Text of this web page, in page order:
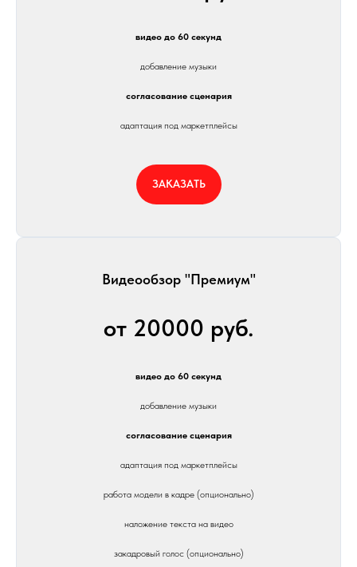
видео до 60 секунд
добавление музыки
согласование сценария
адаптация под маркетплейсы
ЗАКАЗАТЬ
Видеообзор "Премиум"
от 20000 руб.
видео до 60 секунд
добавление музыки
согласование сценария
адаптация под маркетплейсы
работа модели в кадре (опционально)
наложение текста на видео
закадровый голос (опционально)